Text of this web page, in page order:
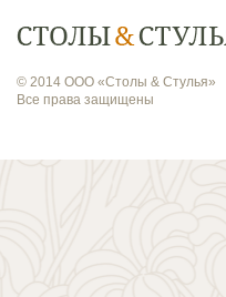
© 2014 ООО «Столы & Стулья»
Все права защищены